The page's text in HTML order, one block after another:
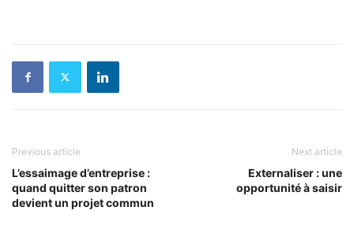
Previous article
L’essaimage d’entreprise :
quand quitter son patron
devient un projet commun
Next article
Externaliser : une
opportunité à saisir